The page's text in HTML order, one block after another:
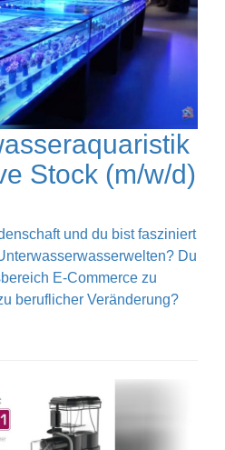
Stock (m/w/d)
und du bist fasziniert
Du
E-Commerce zu
beruflicher Veränderung?